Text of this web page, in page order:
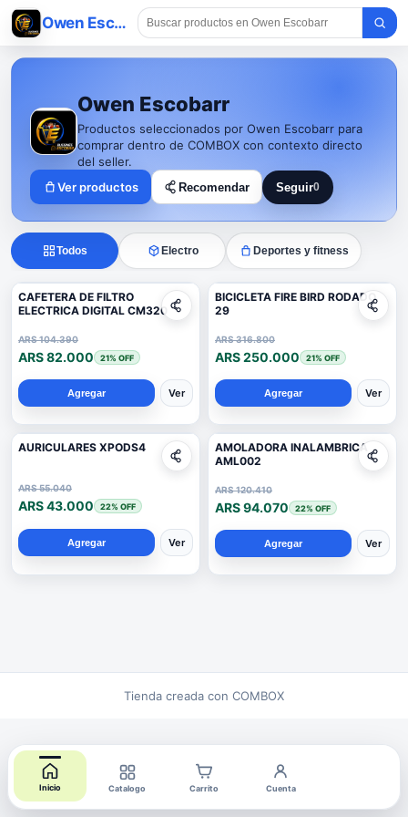
Owen Escobarr
Owen Escobarr
Productos seleccionados por Owen Escobarr para
comprar dentro de COMBOX con contexto directo
del seller.
Ver productos
Recomendar Seguir0
Seguir a Owen
Todos Electro Deportes y fitness
CAFETERA DE FILTRO
ELECTRICA DIGITAL CM320
ARS 104.390
ARS 82.000 21% OFF
Agregar Ver
BICICLETA FIRE BIRD RODADO
29
ARS 316.800
ARS 250.000 21% OFF
Agregar Ver
AURICULARES XPODS4
ARS 55.040
ARS 43.000 22% OFF
Agregar Ver
AMOLADORA INALAMBRICA
AML002
ARS 120.410
ARS 94.070 22% OFF
Agregar Ver
Inicio Catalogo Carrito Cuenta
Tienda creada con COMBOX